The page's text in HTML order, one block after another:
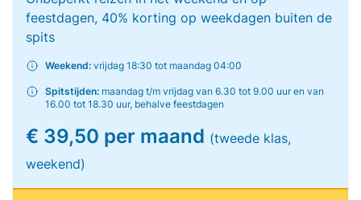
feestdagen, 40% korting op weekdagen buiten de
spits
Weekend: vrijdag 18:30 tot maandag 04:00
Spitstijden: maandag t/m vrijdag van 6.30 tot 9.00 uur en van
16.00 tot 18.30 uur, behalve feestdagen
€ 39,50 per maand (tweede klas,
weekend)